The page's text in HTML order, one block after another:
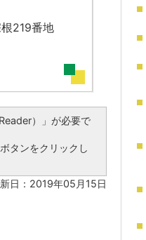
219番地
）」が必要で
タンをクリックし
日：2019年05月15日